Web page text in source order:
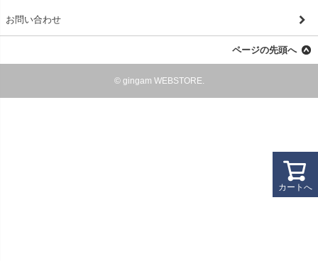
カートへ
お問い合わせ
ページの先頭へ
© gingam WEBSTORE.